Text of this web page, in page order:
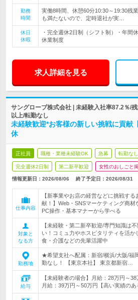
勤務
時間
実働8時間、休憩60分10:30～19:30残
も満たないので、定時退社が実…
休日
休暇
・完全週休2日制（シフト制）・年間
休業制度
求人詳細を見る
サングローブ株式会社 | 未経験入社率87.2％/
以上/転勤なし
未経験歓迎*お客様の新しい挑戦に貢献
休
正社員 職種・業種未経験OK 急募 転勤なし
完全週休2日制 第二新卒歓迎 女性のおしごと
情報更新日：2026/08/06 終了予定日： 2026/08/31
仕事内容
【新事業やお店の経営などに挑戦す
献！】Web・SNSマーケティング商
PC操作・基本マナーから学べる
対象と
なる方
【未経験・第二新卒歓迎/専門知識は
い！コミュ力やホスピタリティを活
食・介護などの先輩活躍中
勤務地
★希望支社へ配属：新宿/横浜/大阪/福
勤なし！ 【東京本社】 東京都新宿…
給与
【未経験者の場合】月給：28万円～
月給：39万円～50万円【高い実績の